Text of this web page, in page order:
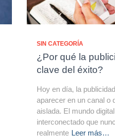
SIN CATEGORÍA
¿Por qué la
clave del éxito?
Hoy en día, la
aparecer en un canal o
aislada. El mundo
interconectado que
realmente Leer más…